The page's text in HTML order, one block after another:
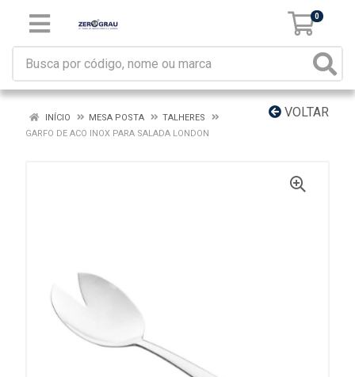
0
VOLTAR
INÍCIO MESA POSTA
TALHERES
GARFO DE ACO INOX PARA SALADA LONDON